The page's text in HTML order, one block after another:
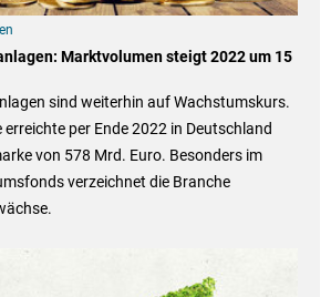
Marktvolumen steigt 2022 um 15
sind weiterhin auf Wachstumskurs.
erreichte per Ende 2022 in Deutschland
von 578 Mrd. Euro. Besonders im
verzeichnet die Branche